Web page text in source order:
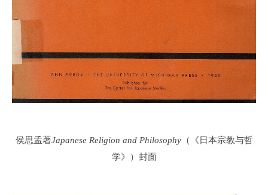
侯思孟著Japanese Religion and Philosophy（《日本宗教与哲
学》）封面